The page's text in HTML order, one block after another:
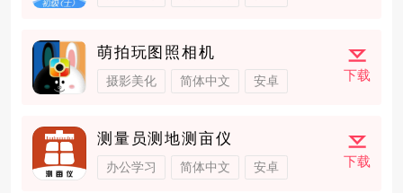
萌拍玩图照相机
摄影美化 简体中文 安卓 下载
测量员测地测亩仪
办公学习 简体中文 安卓 下载